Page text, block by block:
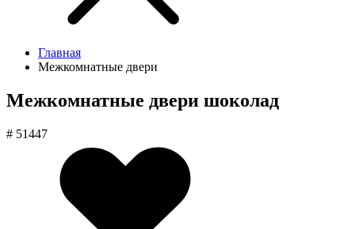
Главная
Межкомнатные двери
Межкомнатные двери шоколад
# 51447